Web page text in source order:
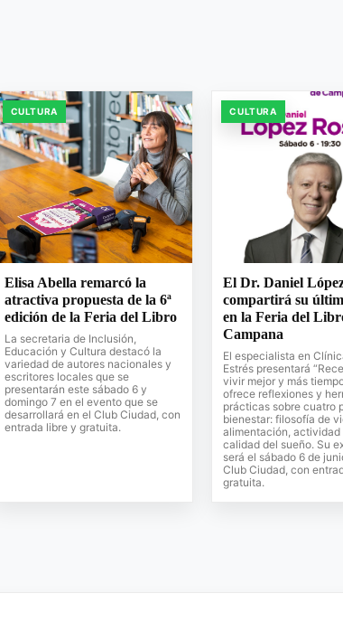
CULTURA
Elisa Abella remarcó la
atractiva propuesta de la 6ª
edición de la Feria del Libro
La secretaria de Inclusión,
Educación y Cultura destacó la
variedad de autores nacionales y
escritores locales que se
presentarán este sábado 6 y
domingo 7 en el evento que se
desarrollará en el Club Ciudad, con
entrada libre y gratuita.
CULTURA
El Dr. Daniel
compartirá su
en la Feria del
Campana
El especialista en
Estrés presentará
vivir mejor y más
ofrece reflexiones y
prácticas sobre cuatro
bienestar: filosofía de
alimentación, actividad
calidad del sueño. Su
será el sábado 6 de
Club Ciudad, con
gratuita.